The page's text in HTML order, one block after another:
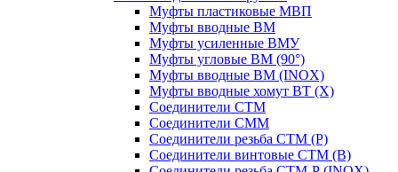
Муфты пластиковые МВП
Муфты вводные ВМ
Муфты усиленные ВМУ
Муфты угловые ВМ (90°)
Муфты вводные ВМ (INOX)
Муфты вводные хомут ВТ (Х)
Соединители СТМ
Соединители СММ
Соединители резьба СТМ (Р)
Соединители винтовые СТМ (В)